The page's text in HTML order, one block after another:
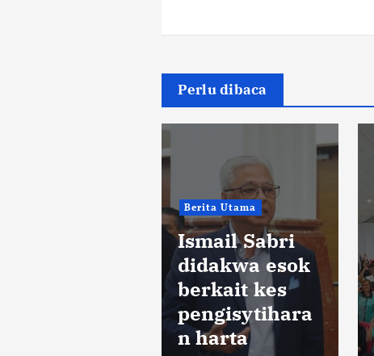
Perlu dibaca
Berita Utama
Ismail Sabri
didakwa esok
berkait kes
pengisytihara
n harta